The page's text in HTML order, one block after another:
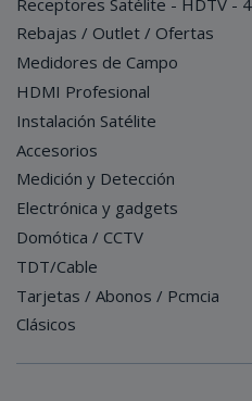
Rebajas / Outlet / Ofertas
Medidores de Campo
HDMI Profesional
Instalación Satélite
Accesorios
Medición y Detección
Electrónica y gadgets
Domótica / CCTV
TDT/Cable
Tarjetas / Abonos / Pcmcia
Clásicos